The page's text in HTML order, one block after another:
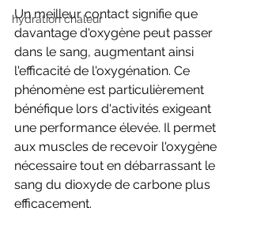
hydration chaleur
Un meilleur contact signifie que
davantage d'oxygène peut passer
dans le sang, augmentant ainsi
l'efficacité de l'oxygénation. Ce
phénomène est particulièrement
bénéfique lors d'activités exigeant
une performance élevée. Il permet
aux muscles de recevoir l'oxygène
nécessaire tout en débarrassant le
sang du dioxyde de carbone plus
efficacement.